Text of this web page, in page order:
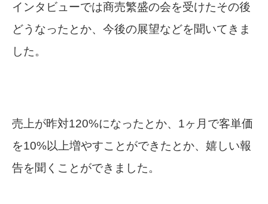
インタビューでは商売繁盛の会を受けたその後
どうなったとか、今後の展望などを聞いてきま
した。
売上が昨対120%になったとか、1ヶ月で客単価
を10%以上増やすことができたとか、嬉しい報
告を聞くことができました。